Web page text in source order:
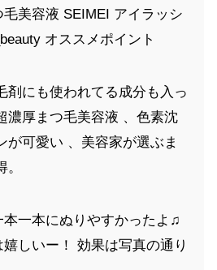
美容液 SEIMEI アイラッシ
オススメポイント
剤にも使われてる成分も入っ
濃厚まつ毛美容液 、色素沈
が可愛い 、美容家が選ぶま
一本にぬりやすかったよ♫
しいー！ 効果は写真の通り